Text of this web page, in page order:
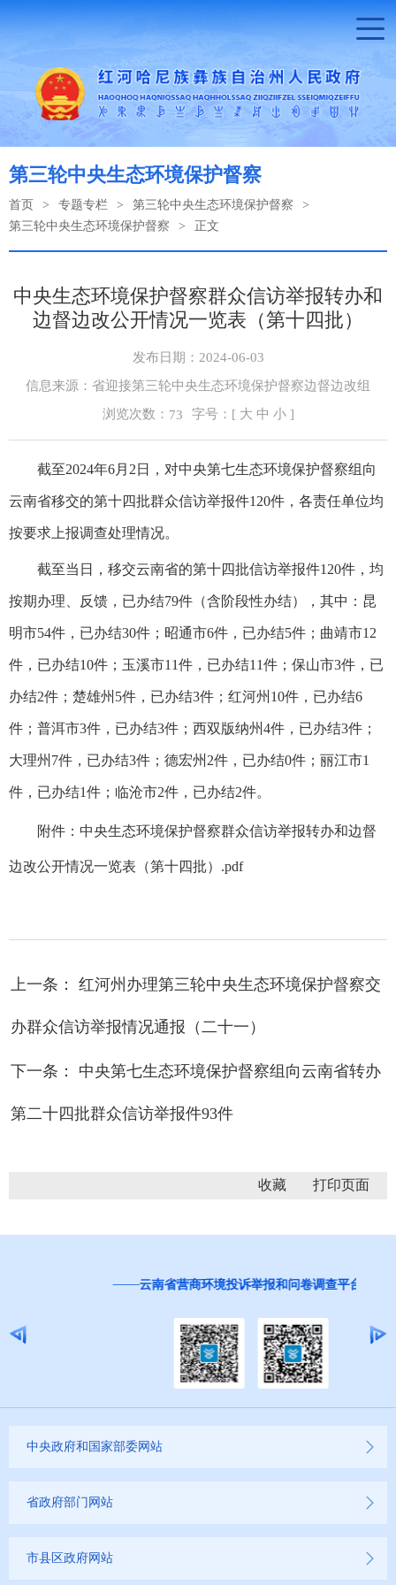
第三轮中央生态环境保护督察
首页 > 专题专栏 > 第三轮中央生态环境保护督察
>
第三轮中央生态环境保护督察
> 正文
中央生态环境保护督察群众信访举报转办和
边督边改公开情况一览表（第十四批）
发布日期：2024-06-03
信息来源：省迎接第三轮中央生态环境保护督察边督边改组
浏览次数： 73 字号：[ 大 中 小]
截至2024年6月2日，对中央第七生态环境保护督察组向
云南省移交的第十四批群众信访举报件120件，各责任单位均
按要求上报调查处理情况。
截至当日，移交云南省的第十四批信访举报件120件，均
按期办理、反馈，已办结79件（含阶段性办结），其中：昆
明市54件，已办结30件；昭通市6件，已办结5件；曲靖市12
件，已办结10件；玉溪市11件，已办结11件；保山市3件，已
办结2件；楚雄州5件，已办结3件；红河州10件，已办结6
件；普洱市3件，已办结3件；西双版纳州4件，已办结3件；
大理州7件，已办结3件；德宏州2件，已办结0件；丽江市1
件，已办结1件；临沧市2件，已办结2件。
附件： 中央生态环境保护督察群众信访举报转办和边督
边改公开情况一览表（第十四批）.pdf
上一条： 红河州办理第三轮中央生态环境保护督察交
办群众信访举报情况通报（二十一）
下一条： 中央第七生态环境保护督察组向云南省转办
第二十四批群众信访举报件93件
收藏
云南省营商环境投诉举报和问卷调查平台
中央政府和国家部委网站
省政府部门网站
市县区政府网站